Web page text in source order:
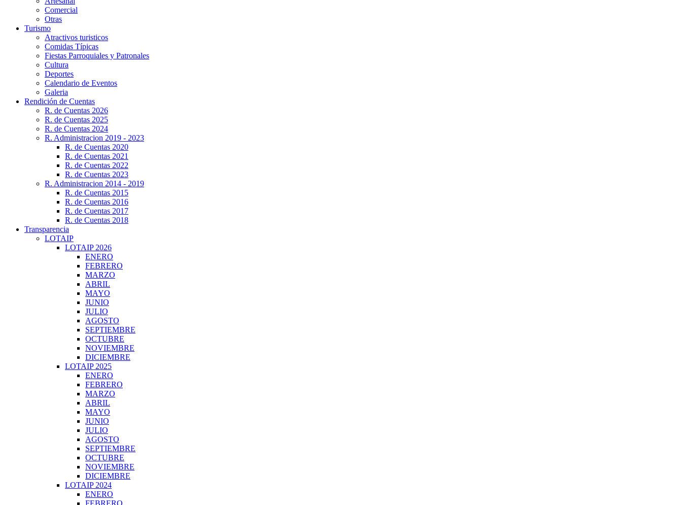
Comercial
Otras
Turismo
Atractivos turisticos
Comidas Típicas
Fiestas Parroquiales y Patronales
Cultura
Deportes
Calendario de Eventos
Galeria
Rendición de Cuentas
R. de Cuentas 2026
R. de Cuentas 2025
R. de Cuentas 2024
R. Administracion 2019 - 2023
R. de Cuentas 2020
R. de Cuentas 2021
R. de Cuentas 2022
R. de Cuentas 2023
R. Administracion 2014 - 2019
R. de Cuentas 2015
R. de Cuentas 2016
R. de Cuentas 2017
R. de Cuentas 2018
Transparencia
LOTAIP
LOTAIP 2026
ENERO
FEBRERO
MARZO
ABRIL
MAYO
JUNIO
JULIO
AGOSTO
SEPTIEMBRE
OCTUBRE
NOVIEMBRE
DICIEMBRE
LOTAIP 2025
ENERO
FEBRERO
MARZO
ABRIL
MAYO
JUNIO
JULIO
AGOSTO
SEPTIEMBRE
OCTUBRE
NOVIEMBRE
DICIEMBRE
LOTAIP 2024
ENERO
FEBRERO